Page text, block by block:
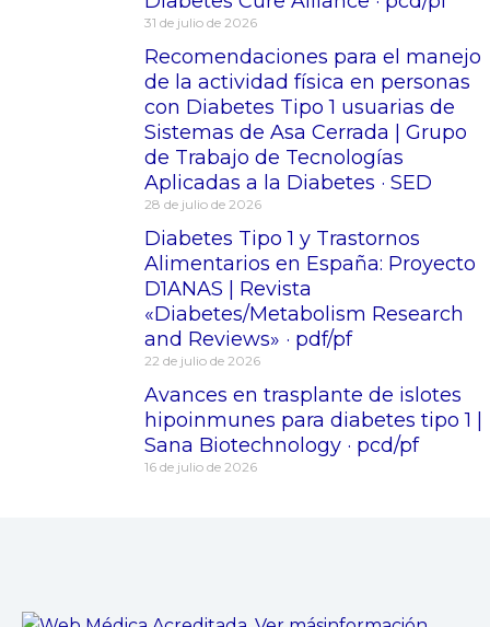
31 de julio de 2026
Recomendaciones para el manejo
de la actividad física en personas
con Diabetes Tipo 1 usuarias de
Sistemas de Asa Cerrada | Grupo
de Trabajo de Tecnologías
Aplicadas a la Diabetes · SED
28 de julio de 2026
Diabetes Tipo 1 y Trastornos
Alimentarios en España: Proyecto
D1ANAS | Revista
«Diabetes/Metabolism Research
and Reviews» · pdf/pf
22 de julio de 2026
Avances en trasplante de islotes
hipoinmunes para diabetes tipo 1 |
Sana Biotechnology · pcd/pf
16 de julio de 2026